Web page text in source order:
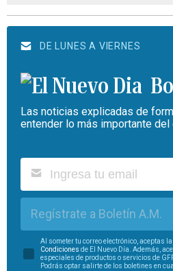
DE LUNES A VIERNES
Las noticias explicadas de
entender lo más importante del
Regístrate a Boletín A.M.
Al someter tu correo electrónico, aceptas la
Condiciones de El Nuevo Día. Además,
especiales de productos o servicios de
Podrás optar salirte de los boletines en